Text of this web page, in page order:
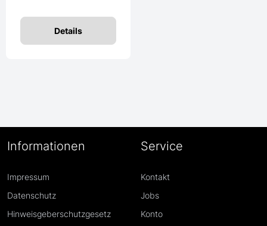
Details
Informationen
Impressum
Datenschutz
Hinweisgeberschutzgesetz
Service
Kontakt
Jobs
Konto